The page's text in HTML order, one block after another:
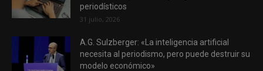
periodísticos
31 julio, 2026
A.G. Sulzberger: «La inteligencia artificial
necesita al periodismo, pero puede destruir su
modelo económico»